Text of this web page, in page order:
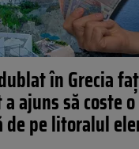
în Grecia
ajuns să coste
de pe litoralul